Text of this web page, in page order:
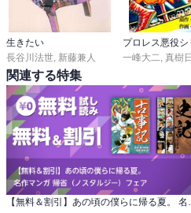
生きたい
長谷川法世 新藤兼人
プロレス悪役シ
一峰大二 真樹
関連する特集